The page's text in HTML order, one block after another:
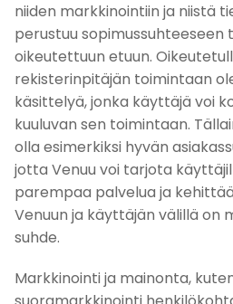
niiden markkinointiin ja niistä
perustuu sopimussuhteeseen
oikeutettuun etuun.
rekisterinpitäjän toimintaan
käsittelyä, jonka käyttäjä voi
kuuluvan sen toimintaan.
olla esimerkiksi hyvän
jotta Venuu voi tarjota
parempaa palvelua ja
Venuun ja käyttäjän välillä on
suhde.
Markkinointi ja mainonta,